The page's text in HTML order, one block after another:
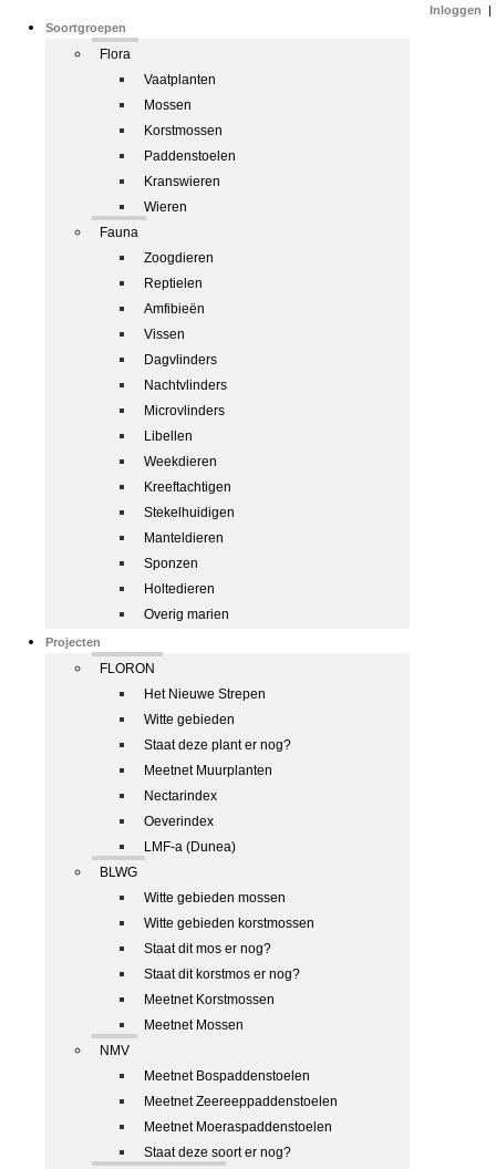
Soortgroepen
Flora
Vaatplanten
Mossen
Korstmossen
Paddenstoelen
Kranswieren
Wieren
Fauna
Zoogdieren
Reptielen
Amfibieën
Vissen
Dagvlinders
Nachtvlinders
Microvlinders
Libellen
Weekdieren
Kreeftachtigen
Stekelhuidigen
Manteldieren
Sponzen
Holtedieren
Overig marien
Projecten
FLORON
Het Nieuwe Strepen
Witte gebieden
Staat deze plant er nog?
Meetnet Muurplanten
Nectarindex
Oeverindex
LMF-a (Dunea)
BLWG
Witte gebieden mossen
Witte gebieden korstmossen
Staat dit mos er nog?
Staat dit korstmos er nog?
Meetnet Korstmossen
Meetnet Mossen
NMV
Meetnet Bospaddenstoelen
Meetnet Zeereeppaddenstoelen
Meetnet Moeraspaddenstoelen
Staat deze soort er nog?
Inloggen |